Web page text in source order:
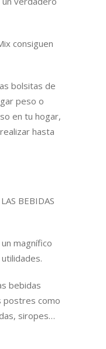
consiguen
bolsitas de
peso o
en tu hogar,
hasta
BEBIDAS
magnífico
bebidas
postres como
siropes…